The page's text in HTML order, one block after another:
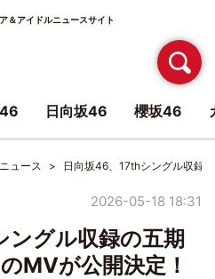
＆アイドルニュースサイト
ュース 日向坂46、17thシングル収録
2026-05-18 18:31
ングル収録の五期
MVが公開決定！
日向坂46 櫻坂46